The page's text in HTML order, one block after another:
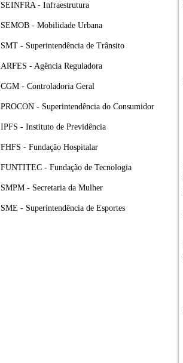
SEINFRA - Infraestrutura
SEMOB - Mobilidade Urbana
SMT - Superintendência de Trânsito
ARFES - Agência Reguladora
CGM - Controladoria Geral
PROCON - Superintendência do Consumidor
IPFS - Instituto de Previdência
FHFS - Fundação Hospitalar
FUNTITEC - Fundação de Tecnologia
SMPM - Secretaria da Mulher
SME - Superintendência de Esportes